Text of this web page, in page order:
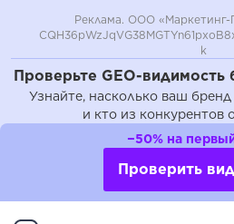
Проверьте GEO-видимость
Узнайте, насколько ваш
и кто из конкурентов
Реклама. ООО «Маркетинг-
k
−50% на
Проверить